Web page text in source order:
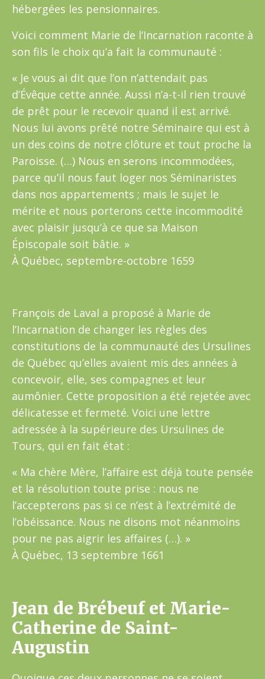
hébergées les pensionnaires.
Voici comment Marie de l’Incarnation raconte à
son fils le choix qu’a fait la communauté :
« Je vous ai dit que l’on n’attendait pas
d’Évêque cette année. Aussi n’a-t-il rien trouvé
de prêt pour le recevoir quand il est arrivé.
Nous lui avons prêté notre Séminaire qui est à
un des coins de notre clôture et tout proche la
Paroisse. (…) Nous en serons incommodées,
parce qu’il nous faut loger nos Séminaristes
dans nos appartements ; mais le sujet le
mérite et nous porterons cette incommodité
avec plaisir jusqu’à ce que sa Maison
Épiscopale soit bâtie. »
À Québec, septembre-octobre 1659
François de Laval a proposé à Marie de
l’Incarnation de changer les règles des
constitutions de la communauté des Ursulines
de Québec qu’elles avaient mis des années à
concevoir, elle, ses compagnes et leur
aumônier. Cette proposition a été rejetée avec
délicatesse et fermeté. Voici une lettre
adressée à la supérieure des Ursulines de
Tours, qui en fait état :
« Ma chère Mère, l’affaire est déjà toute pensée
et la résolution toute prise : nous ne
l’accepterons pas si ce n’est à l’extrémité de
l’obéissance. Nous ne disons mot néanmoins
pour ne pas aigrir les affaires (…). »
À Québec, 13 septembre 1661
Jean de Brébeuf et Marie-
Catherine de Saint-
Augustin